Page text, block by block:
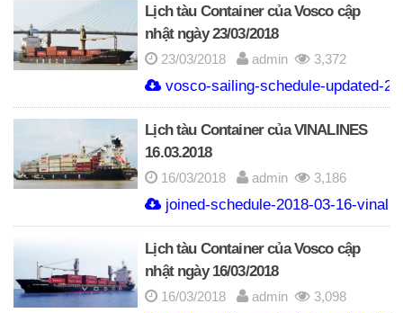
Lịch tàu Container của Vosco cập
nhật ngày 23/03/2018
23/03/2018 admin 3,372
vosco-sailing-schedule-updated-
Lịch tàu Container của VINALINES
16.03.2018
16/03/2018 admin 3,186
joined-schedule-2018-03-16-
Lịch tàu Container của Vosco cập
nhật ngày 16/03/2018
16/03/2018 admin 3,098